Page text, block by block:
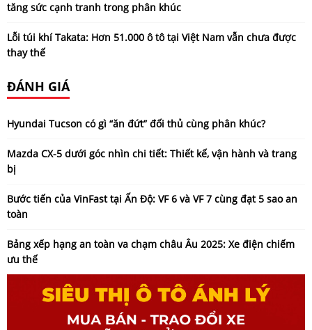
tăng sức cạnh tranh trong phân khúc
Lỗi túi khí Takata: Hơn 51.000 ô tô tại Việt Nam vẫn chưa được
thay thế
ĐÁNH GIÁ
Hyundai Tucson có gì “ăn đứt” đối thủ cùng phân khúc?
Mazda CX-5 dưới góc nhìn chi tiết: Thiết kế, vận hành và trang
bị
Bước tiến của VinFast tại Ấn Độ: VF 6 và VF 7 cùng đạt 5 sao an
toàn
Bảng xếp hạng an toàn va chạm châu Âu 2025: Xe điện chiếm
ưu thế